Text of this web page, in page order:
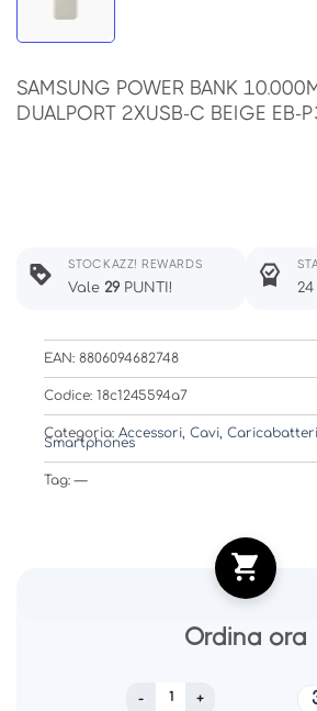
SAMSUNG POWER BANK
DUALPORT 2XUSB-C BEIGE EB-
STOCKAZZ! REWARDS
Vale 29 PUNTI!
EAN: 8806094682748
Codice: 18c1245594a7
Categoria: Accessori, Cavi,
Smartphones
Tag: —
Ordina ora
SAMSUNG POWER